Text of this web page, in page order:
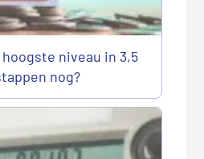
niveau in 3,5
nog?